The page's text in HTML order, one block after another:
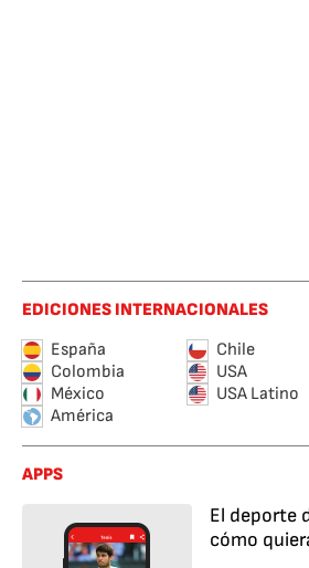
EDICIONES INTERNACIONALES
España
Chile
Colombia
USA
México
USA Latino
América
APPS
El deporte
cómo